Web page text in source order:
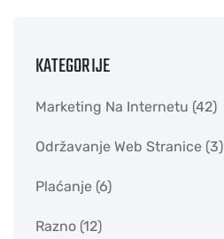
KATEGORIJE
Marketing Na Internetu (42)
Održavanje Web Stranice (3)
Plaćanje (6)
Razno (12)